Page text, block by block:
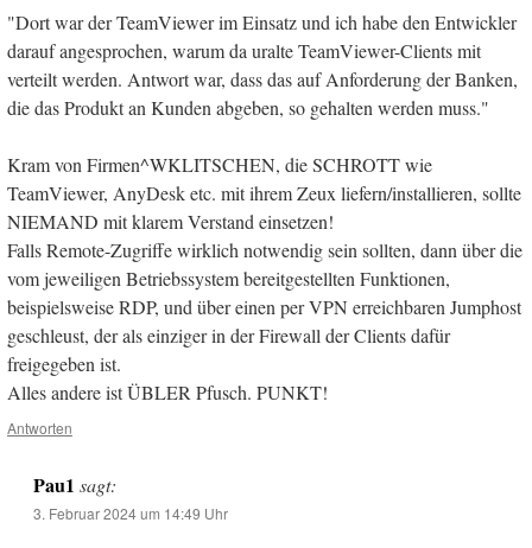
"Dort war der TeamViewer im Einsatz und ich habe den Entwickler
darauf angesprochen, warum da uralte TeamViewer-Clients mit
verteilt werden. Antwort war, dass das auf Anforderung der Banken,
die das Produkt an Kunden abgeben, so gehalten werden muss."
Kram von Firmen^WKLITSCHEN, die SCHROTT wie
TeamViewer, AnyDesk etc. mit ihrem Zeux liefern/installieren, sollte
NIEMAND mit klarem Verstand einsetzen!
Falls Remote-Zugriffe wirklich notwendig sein sollten, dann über die
vom jeweiligen Betriebssystem bereitgestellten Funktionen,
beispielsweise RDP, und über einen per VPN erreichbaren Jumphost
geschleust, der als einziger in der Firewall der Clients dafür
freigegeben ist.
Alles andere ist ÜBLER Pfusch. PUNKT!
Antworten
Pau1 sagt:
3. Februar 2024 um 14:49 Uhr